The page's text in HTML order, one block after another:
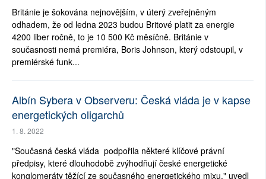
Británie je šokována nejnovějším, v úterý zveřejněným
odhadem, že od ledna 2023 budou Britové platit za energie
4200 liber ročně, to je 10 500 Kč měsíčně. Británie v
současnosti nemá premiéra, Boris Johnson, který odstoupil, v
premiérské funk...
Albín Sybera v Observeru: Česká vláda je v kapse
energetických oligarchů
1. 8. 2022
"Současná česká vláda podpořila některé klíčové právní
předpisy, které dlouhodobě zvýhodňují české energetické
konglomeráty těžící ze současného energetického mixu," uvedl